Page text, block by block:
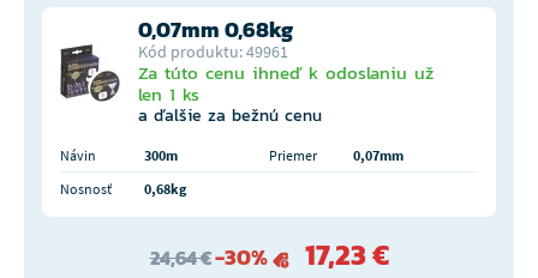
0,07mm 0,68kg
Kód produktu: 49961
Za túto cenu ihneď k odoslaniu už
len 1 ks
a ďalšie za bežnú cenu
Návin 300m Priemer
0,07mm
Nosnosť
0,68kg
24,64 €-30% 17,23 €